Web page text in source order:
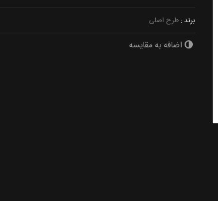
برند : طرح اصلی
اضافه به مقایسه